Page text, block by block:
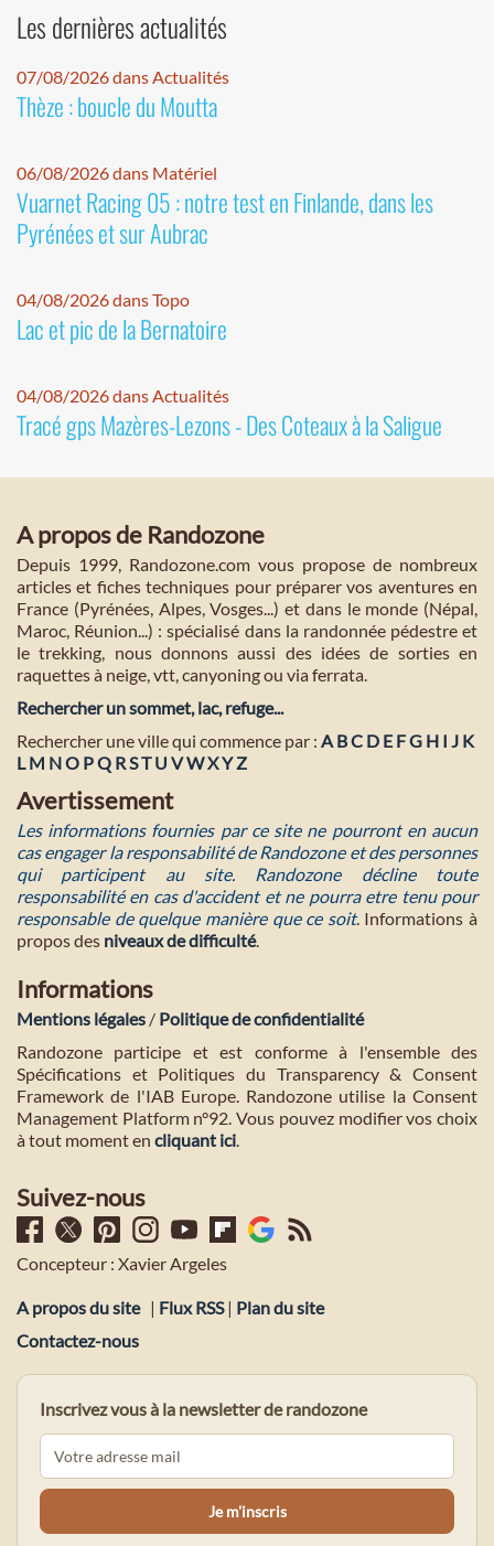
Les dernières actualités
07/08/2026 dans Actualités
Thèze : boucle du Moutta
06/08/2026 dans Matériel
Vuarnet Racing 05 : notre test en Finlande, dans les
Pyrénées et sur Aubrac
04/08/2026 dans Topo
Lac et pic de la Bernatoire
04/08/2026 dans Actualités
Tracé gps Mazères-Lezons - Des Coteaux à la Saligue
A propos de Randozone
Depuis 1999, Randozone.com vous propose de nombreux
articles et fiches techniques pour préparer vos aventures en
France (Pyrénées, Alpes, Vosges...) et dans le monde (Népal,
Maroc, Réunion...) : spécialisé dans la randonnée pédestre et
le trekking, nous donnons aussi des idées de sorties en
raquettes à neige, vtt, canyoning ou via ferrata.
Rechercher un sommet, lac, refuge...
Rechercher une ville qui commence par : A BC D E FG H I J K
L M NO PQ RST U VWXYZ
Avertissement
Les informations fournies par ce site ne pourront en aucun
cas engager la responsabilité de Randozone et des personnes
qui participent au site. Randozone décline toute
responsabilité en cas d'accident et ne pourra etre tenu pour
responsable de quelque manière que ce soit. Informations à
propos des niveaux de difficulté.
Informations
Mentions légales / Politique de confidentialité
Randozone participe et est conforme à l'ensemble des
Spécifications et Politiques du Transparency & Consent
Framework de l'IAB Europe. Randozone utilise la Consent
Management Platform n°92. Vous pouvez modifier vos choix
à tout moment en cliquant ici.
Suivez-nous
Concepteur : Xavier Argeles
A propos du site | Flux RSS| Plan du site
Contactez-nous
Inscrivez vous à la newsletter de randozone